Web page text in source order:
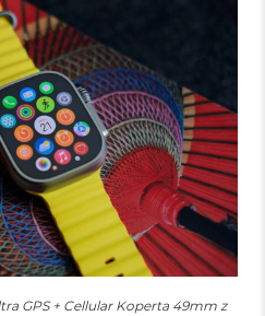
GPS + Cellular Koperta 49mm z